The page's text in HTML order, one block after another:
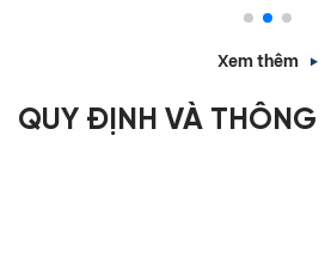
Xem thêm
QUY ĐỊNH VÀ THÔNG